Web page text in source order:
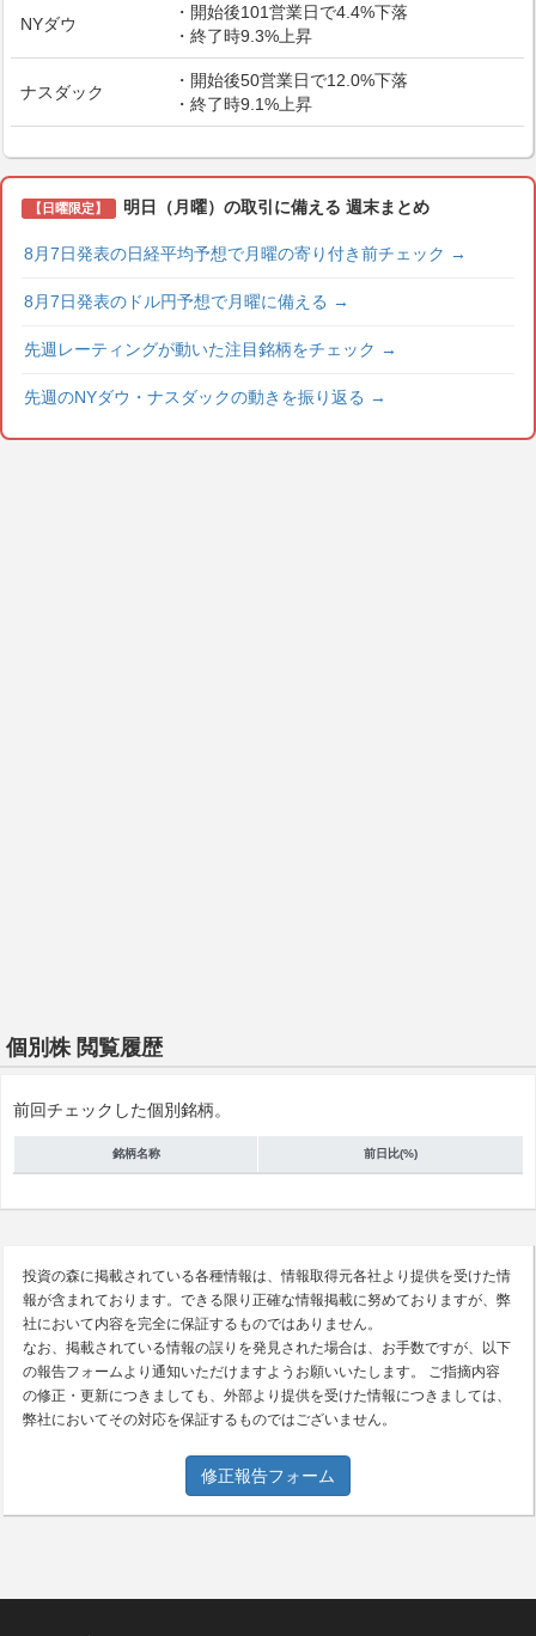
NYダウ
・開始後101営業日で4.4%下落
・終了時9.3%上昇
ナスダック
・開始後50営業日で12.0%下落
・終了時9.1%上昇
【日曜限定】 明日（月曜）の取引に備える 週末まとめ
8月7日発表の日経平均予想で月曜の寄り付き前チェック →
8月7日発表のドル円予想で月曜に備える →
先週レーティングが動いた注目銘柄をチェック →
先週のNYダウ・ナスダックの動きを振り返る →
個別株 閲覧履歴
前回チェックした個別銘柄。
銘柄名称 前日比(%)
投資の森に掲載されている各種情報は、情報取得元各社より提供を受けた情
報が含まれております。できる限り正確な情報掲載に努めておりますが、弊
社において内容を完全に保証するものではありません。
なお、掲載されている情報の誤りを発見された場合は、お手数ですが、以下
の報告フォームより通知いただけますようお願いいたします。 ご指摘内容
の修正・更新につきましても、外部より提供を受けた情報につきましては、
弊社においてその対応を保証するものではございません。
修正報告フォーム